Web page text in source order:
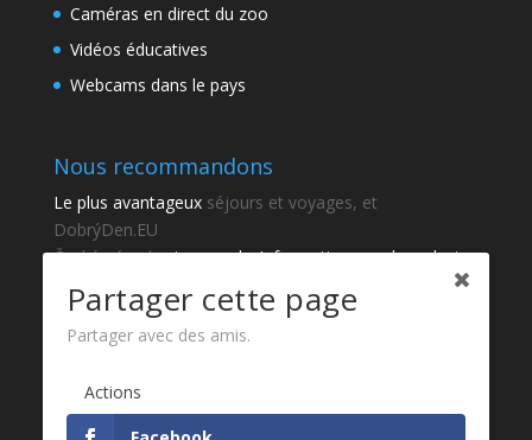
Caméras en direct du zoo
Vidéos éducatives
Webcams dans le pays
Nous recommandons
Le plus avantageux séjours et voyages, et
DobrýDen.EU
Českénávodyet manuels. Informations sur le cadastre
Comment s'inscrire àrecettes ?
Merci
Fotografie zPixabay
Partager cette page
Partager avec des amis.
Actions